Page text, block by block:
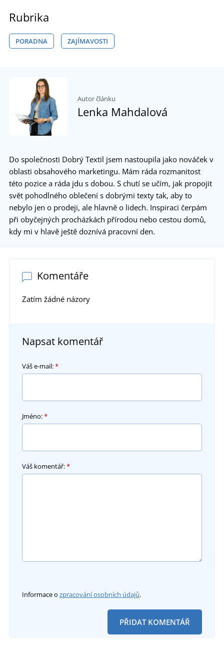
Rubrika
PORADNA ZAJÍMAVOSTI
Autor článku
Lenka Mahdalová
Do společnosti Dobrý Textil jsem nastoupila jako nováček v
oblasti obsahového marketingu. Mám ráda rozmanitost
této pozice a ráda jdu s dobou. S chutí se učím, jak propojit
svět pohodlného oblečení s dobrými texty tak, aby to
nebylo jen o prodeji, ale hlavně o lidech. Inspiraci čerpám
při obyčejných procházkách přírodou nebo cestou domů,
kdy mi v hlavě ještě doznívá pracovní den.
Komentáře
Zatím žádné názory
Napsat komentář
Váš e-mail:*
Jméno:*
Váš komentář:*
Informace o zpracování osobních údajů.
PŘIDAT KOMENTÁŘ